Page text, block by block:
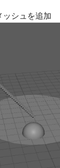
ッシュを追加